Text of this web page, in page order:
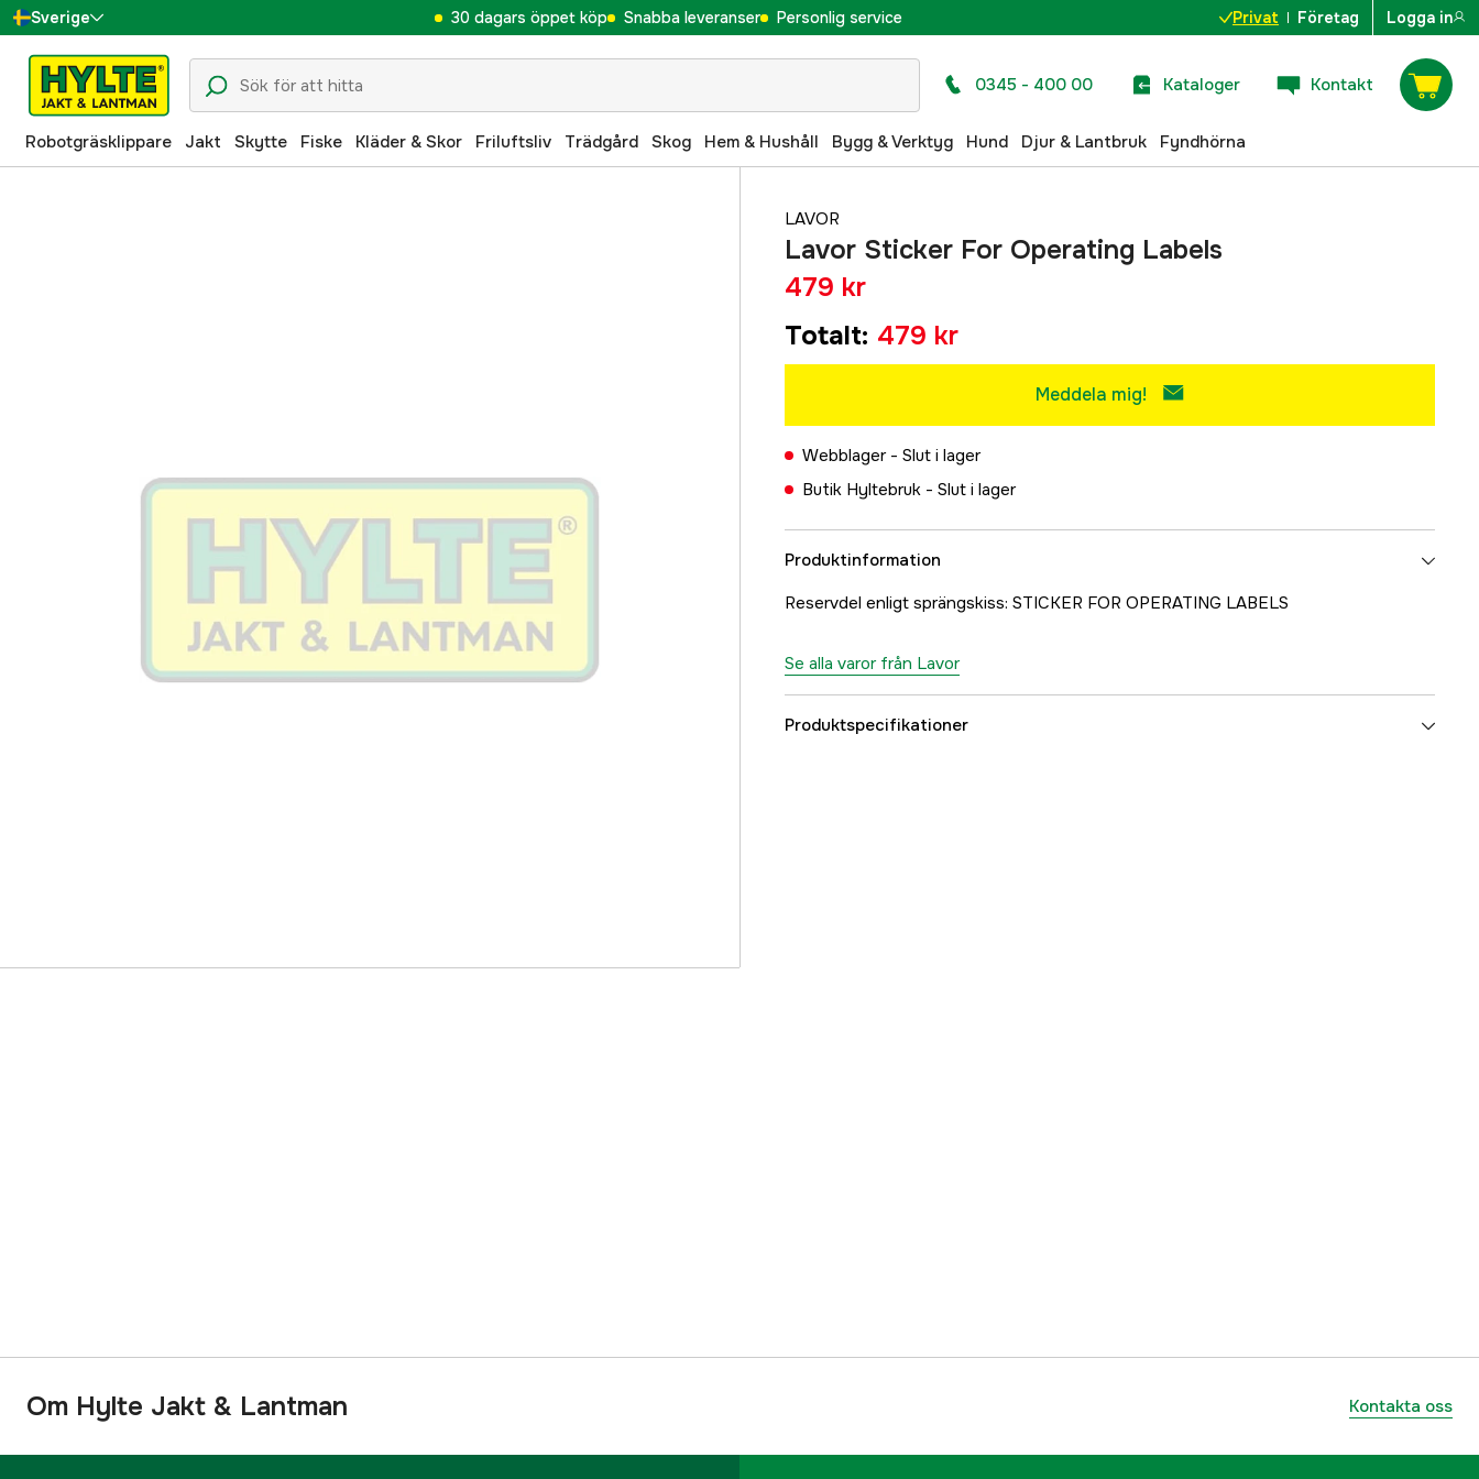
Sverige
Danmark
Suomi
Norge
30 dagars öppet köp Snabba leveranser Personlig service Privat Företag Logga in
0345 - 400 00 Kataloger Kontakt
Robotgräsklippare Jakt Skytte Fiske Kläder & Skor Friluftsliv Trädgård Skog Hem & Hushåll Bygg & Verktyg Hund Djur & Lantbruk Fyndhörna
LAVOR
Lavor Sticker For Operating Labels
479 kr
Totalt: 479 kr
Meddela mig!
Webblager - Slut i lager
Butik Hyltebruk - Slut i lager
Produktinformation
Reservdel enligt sprängskiss: STICKER FOR OPERATING LABELS
Se alla varor från Lavor
Produktspecifikationer
Om Hylte Jakt & Lantman Kontakta oss